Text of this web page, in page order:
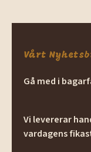
Vårt
Gå med i
Vi levererar
vardagens